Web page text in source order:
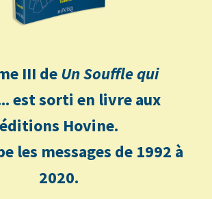
III deUn Souffle qui
est sorti en livre aux
éditions Hovine.
les messages de 1992 à
2020.